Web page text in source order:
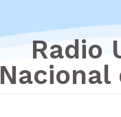
Radio
Nacional